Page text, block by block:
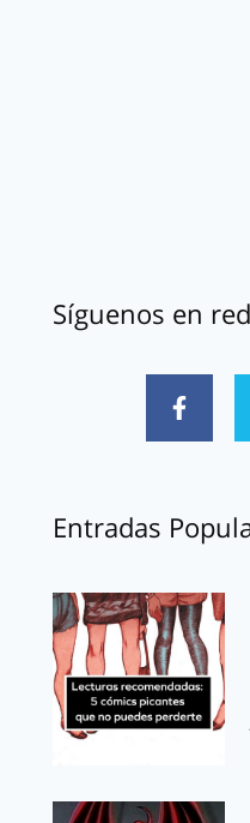
Síguenos en
Entradas